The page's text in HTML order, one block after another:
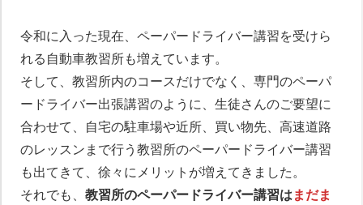
令和に入った現在、ペーパードライバー講習を受けら
れる自動車教習所も増えています。
そして、教習所内のコースだけでなく、専門のペーパ
ードライバー出張講習のように、生徒さんのご要望に
合わせて、自宅の駐車場や近所、買い物先、高速道路
のレッスンまで行う教習所のペーパードライバー講習
も出てきて、徐々にメリットが増えてきました。
それでも、 教習所のペーパードライバー講習は まだま